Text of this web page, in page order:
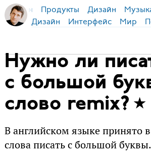
Бирман Продукты Дизайн
Дизайн Интерфейс Мир
Нужно ли
с большой
слово remix?
В английском языке принято
слова писать с большой буквы.